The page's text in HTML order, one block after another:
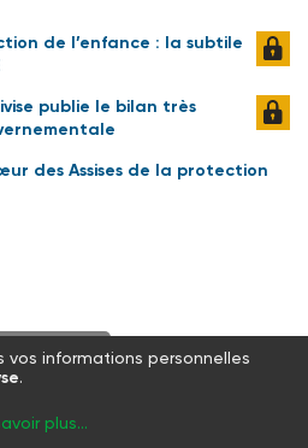
de l’enfance : la subtile
publie le bilan très
des Assises de la protection
informations personnelles
.
plus...